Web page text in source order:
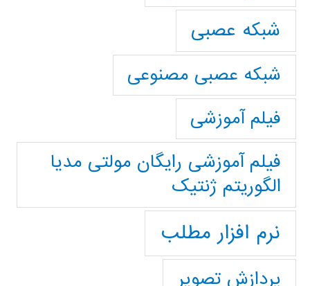
شبکه عصبی
شبکه عصبی مصنوعی
فیلم آموزشی
فیلم آموزشی رایگان مولتی مدیا
الگوریتم ژنتیک
نرم افزار مطلب
پردازش تصویر